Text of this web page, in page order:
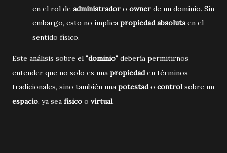
en el rol de administrador o owner de un dominio. Sin
embargo, esto no implica propiedad absolutaen el
sentido físico.
Este análisis sobre el "dominio" debería permitirnos
entender que no solo es una propiedaden términos
tradicionales, sino también una potestado controlsobre un
espacio, ya sea físico o virtual.